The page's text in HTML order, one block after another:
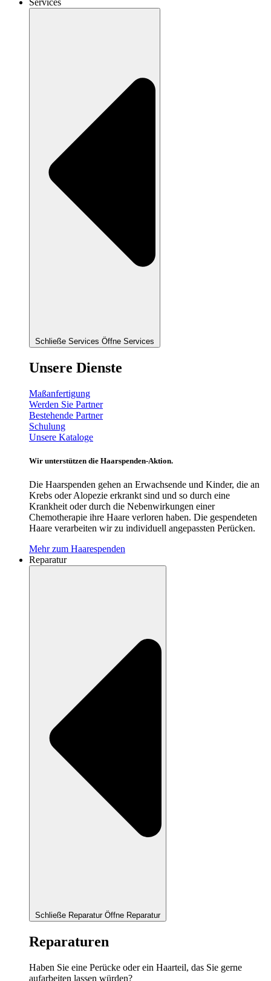
Services
Schließe Services Öffne Services
Unsere Dienste
Maßanfertigung
Werden Sie Partner
Bestehende Partner
Schulung
Unsere Kataloge
Wir unterstützen die Haarspenden-Aktion.
Die Haarspenden gehen an Erwachsende und Kinder, die an
Krebs oder Alopezie erkrankt sind und so durch eine
Krankheit oder durch die Nebenwirkungen einer
Chemotherapie ihre Haare verloren haben. Die gespendeten
Haare verarbeiten wir zu individuell angepassten Perücken.
Mehr zum Haarespenden
Reparatur
Schließe Reparatur Öffne Reparatur
Reparaturen
Haben Sie eine Perücke oder ein Haarteil, das Sie gerne
aufarbeiten lassen würden?